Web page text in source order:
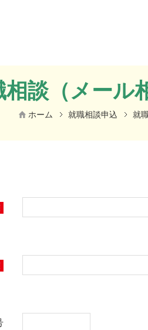
相談（メール
ホーム 就職相談申込 就